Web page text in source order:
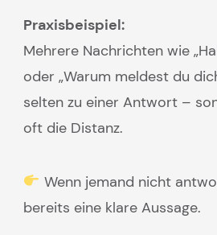
Praxisbeispiel:
Mehrere Nachrichten wie
oder „Warum meldest du
selten zu einer Antwort –
oft die Distanz.
Wenn jemand nicht
bereits eine klare Aussage.